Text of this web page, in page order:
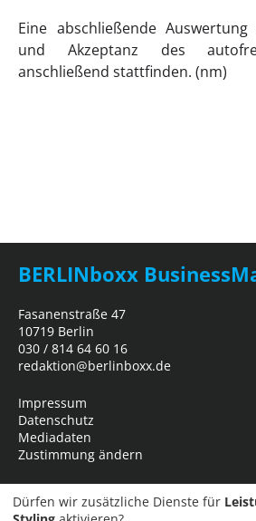
Eine abschließende
und Akzeptanz des
anschließend stattfinden. (nm)
BERLINboxx
Fasanenstraße 47
10719 Berlin
030 / 814 64 60 16
redaktion@berlinboxx.de
Impressum
Datenschutz
Mediadaten
Zustimmung ändern
Dürfen wir zusätzliche Dienste für